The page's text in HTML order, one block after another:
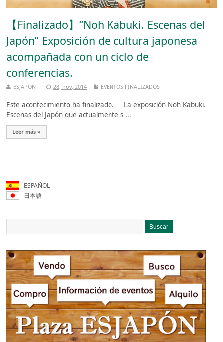
【Finalizado】“Noh Kabuki. Escenas del
Japón” Exposición de cultura japonesa
acompañada con un ciclo de
conferencias.
ESJAPON 28, nov, 2014 EVENTOS FINALIZADOS
Este acontecimiento ha finalizado. La exposición Noh Kabuki.
Escenas del Japón que actualmente s ...
Leer más »
ESPAÑOL
日本語